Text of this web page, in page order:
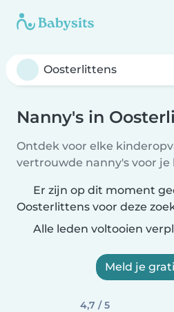
Nanny's in
Ontdek voor elke
vertrouwde nanny's voor je
Er zijn op dit moment
Oosterlittens voor deze
Alle leden voltooien
Meld je
4,7 / 5